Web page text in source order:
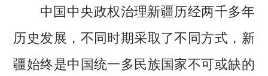
中国中央政权治理新疆历经两千多年
历史发展，不同时期采取了不同方式，新
疆始终是中国统一多民族国家不可或缺的